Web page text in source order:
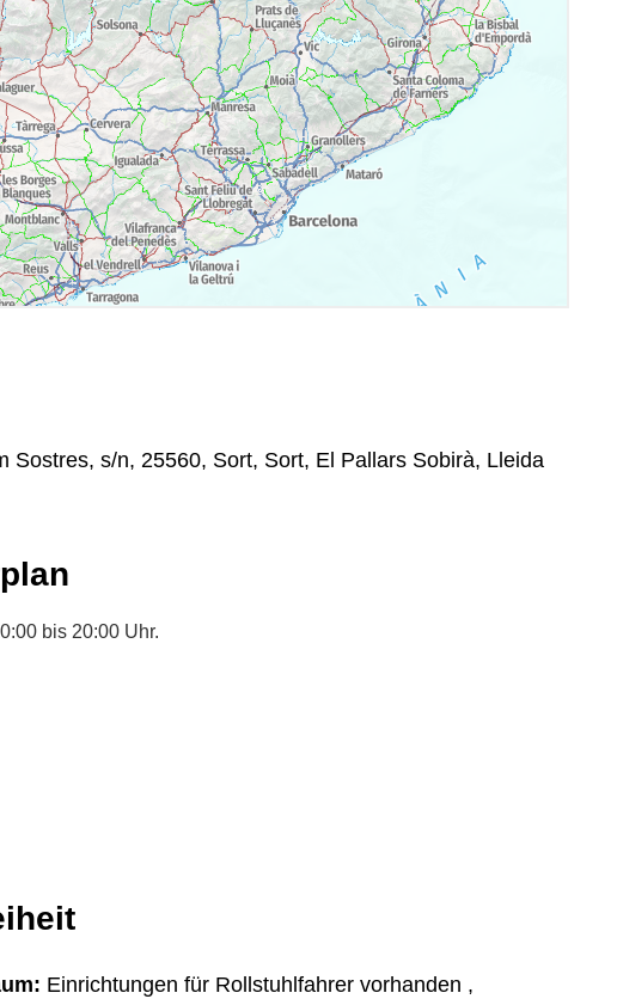
Sostres, s/n, 25560, Sort, Sort, El Pallars Sobirà, Lleida
bis 20:00 Uhr.
Einrichtungen für Rollstuhlfahrer vorhanden ,